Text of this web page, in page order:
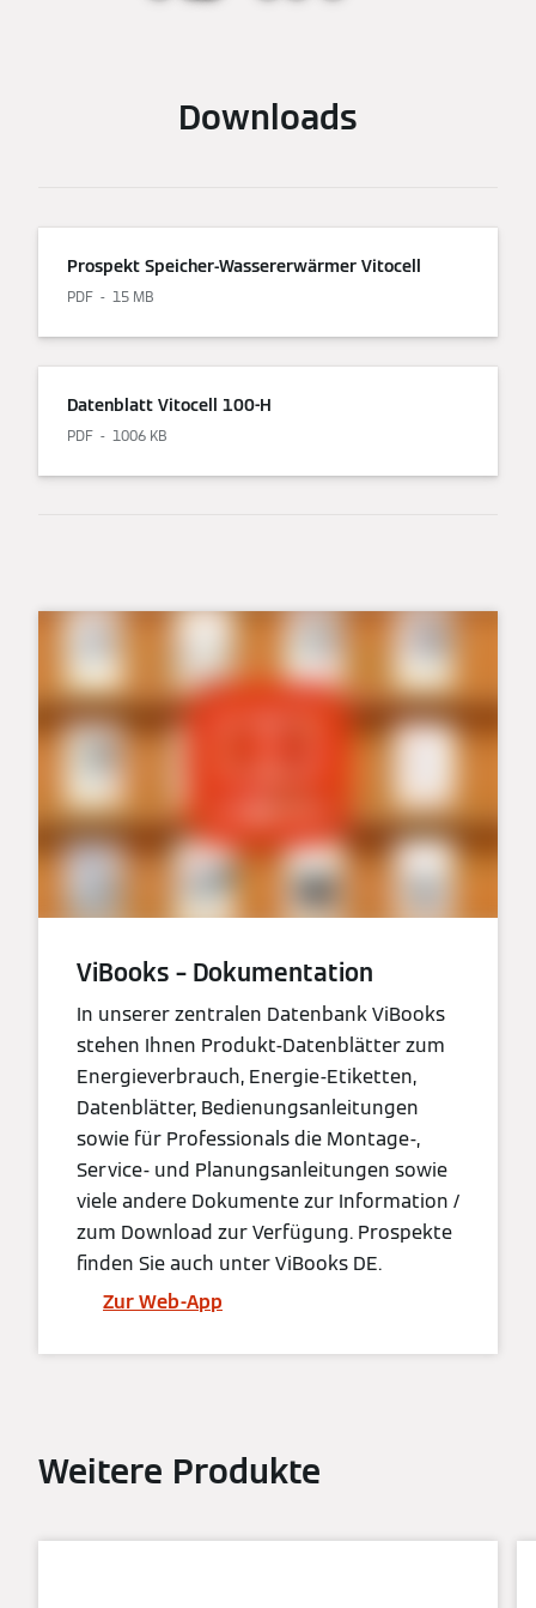
Downloads
Prospekt Speicher-Wassererwärmer Vitocell
PDF 15 MB
Datenblatt Vitocell 100-H
PDF 1006 KB
ViBooks – Dokumentation
In unserer zentralen Datenbank ViBooks
stehen Ihnen Produkt-Datenblätter zum
Energieverbrauch, Energie-Etiketten,
Datenblätter, Bedienungsanleitungen
sowie für Professionals die Montage-,
Service- und Planungsanleitungen sowie
viele andere Dokumente zur Information /
zum Download zur Verfügung. Prospekte
finden Sie auch unter ViBooks DE.
Zur Web-App
Weitere Produkte